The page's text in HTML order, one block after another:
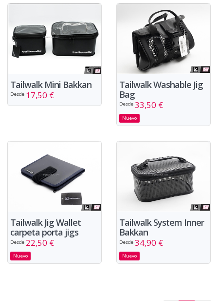
Tailwalk Mini Bakkan
Desde 17,50 €
Tailwalk Washable Jig
Bag
Desde 33,50 €
Nuevo
Tailwalk Jig Wallet
carpeta porta jigs
Desde 22,50 €
Nuevo
Tailwalk System Inner
Bakkan
Desde 34,90 €
Nuevo